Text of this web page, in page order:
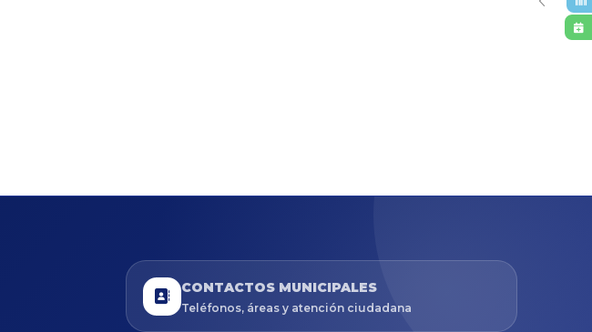
CONTACTOS MUNICIPALES
Teléfonos, áreas y atención ciudadana